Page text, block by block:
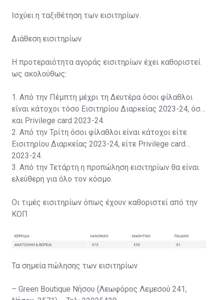
Ισχύει η ταξιθέτηση των εισιτηρίων.
Διάθεση εισιτηρίων
Η προτεραιότητα αγοράς εισιτηρίων έχει καθοριστεί
ως ακολούθως:
1. Από την Πέμπτη μέχρι τη Δευτέρα όσοι φίλαθλοι
είναι κάτοχοι τόσο Εισιτηρίου Διαρκείας 2023-24, όσο
και Privilege card 2023-24.
2. Από την Τρίτη όσοι φίλαθλοι είναι κάτοχοι είτε
Εισιτηρίου Διαρκείας 2023-24, είτε Privilege card
2023-24.
3. Από την Τετάρτη η προπώληση εισιτηρίων θα είναι
ελεύθερη για όλο τον κόσμο.
Οι τιμές εισιτηρίων όπως έχουν καθοριστεί από την
ΚΟΠ
Τα σημεία πώλησης των εισιτηρίων
– Green Boutique Νήσου (Λεωφόρος Λεμεσού 241,